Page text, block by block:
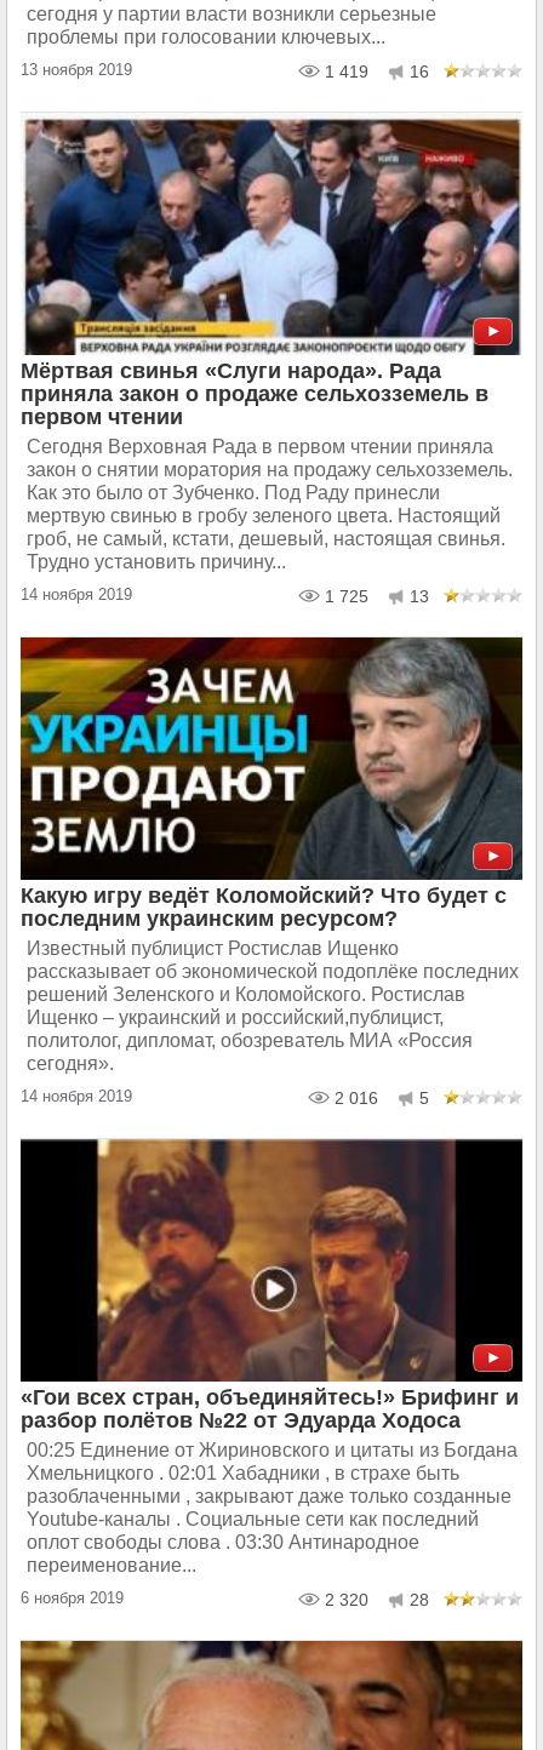
сегодня у партии власти возникли серьезные
проблемы при голосовании ключевых...
13 ноября 2019 1 419 16
Мёртвая свинья «Слуги народа». Рада
приняла закон о продаже сельхозземель в
первом чтении
Сегодня Верховная Рада в первом чтении приняла
закон о снятии моратория на продажу сельхозземель.
Как это было от Зубченко. Под Раду принесли
мертвую свинью в гробу зеленого цвета. Настоящий
гроб, не самый, кстати, дешевый, настоящая свинья.
Трудно установить причину...
14 ноября 2019 1 725 13
Какую игру ведёт Коломойский? Что будет с
последним украинским ресурсом?
Известный публицист Ростислав Ищенко
рассказывает об экономической подоплёке последних
решений Зеленского и Коломойского. Ростислав
Ищенко – украинский и российский,публицист,
политолог, дипломат, обозреватель МИА «Россия
сегодня».
14 ноября 2019 2 016 5
«Гои всех стран, объединяйтесь!» Брифинг и
разбор полётов №22 от Эдуарда Ходоса
00:25 Единение от Жириновского и цитаты из Богдана
Хмельницкого . 02:01 Хабадники , в страхе быть
разоблаченными , закрывают даже только созданные
Youtube-каналы . Социальные сети как последний
оплот свободы слова . 03:30 Антинародное
переименование...
6 ноября 2019 2 320 28